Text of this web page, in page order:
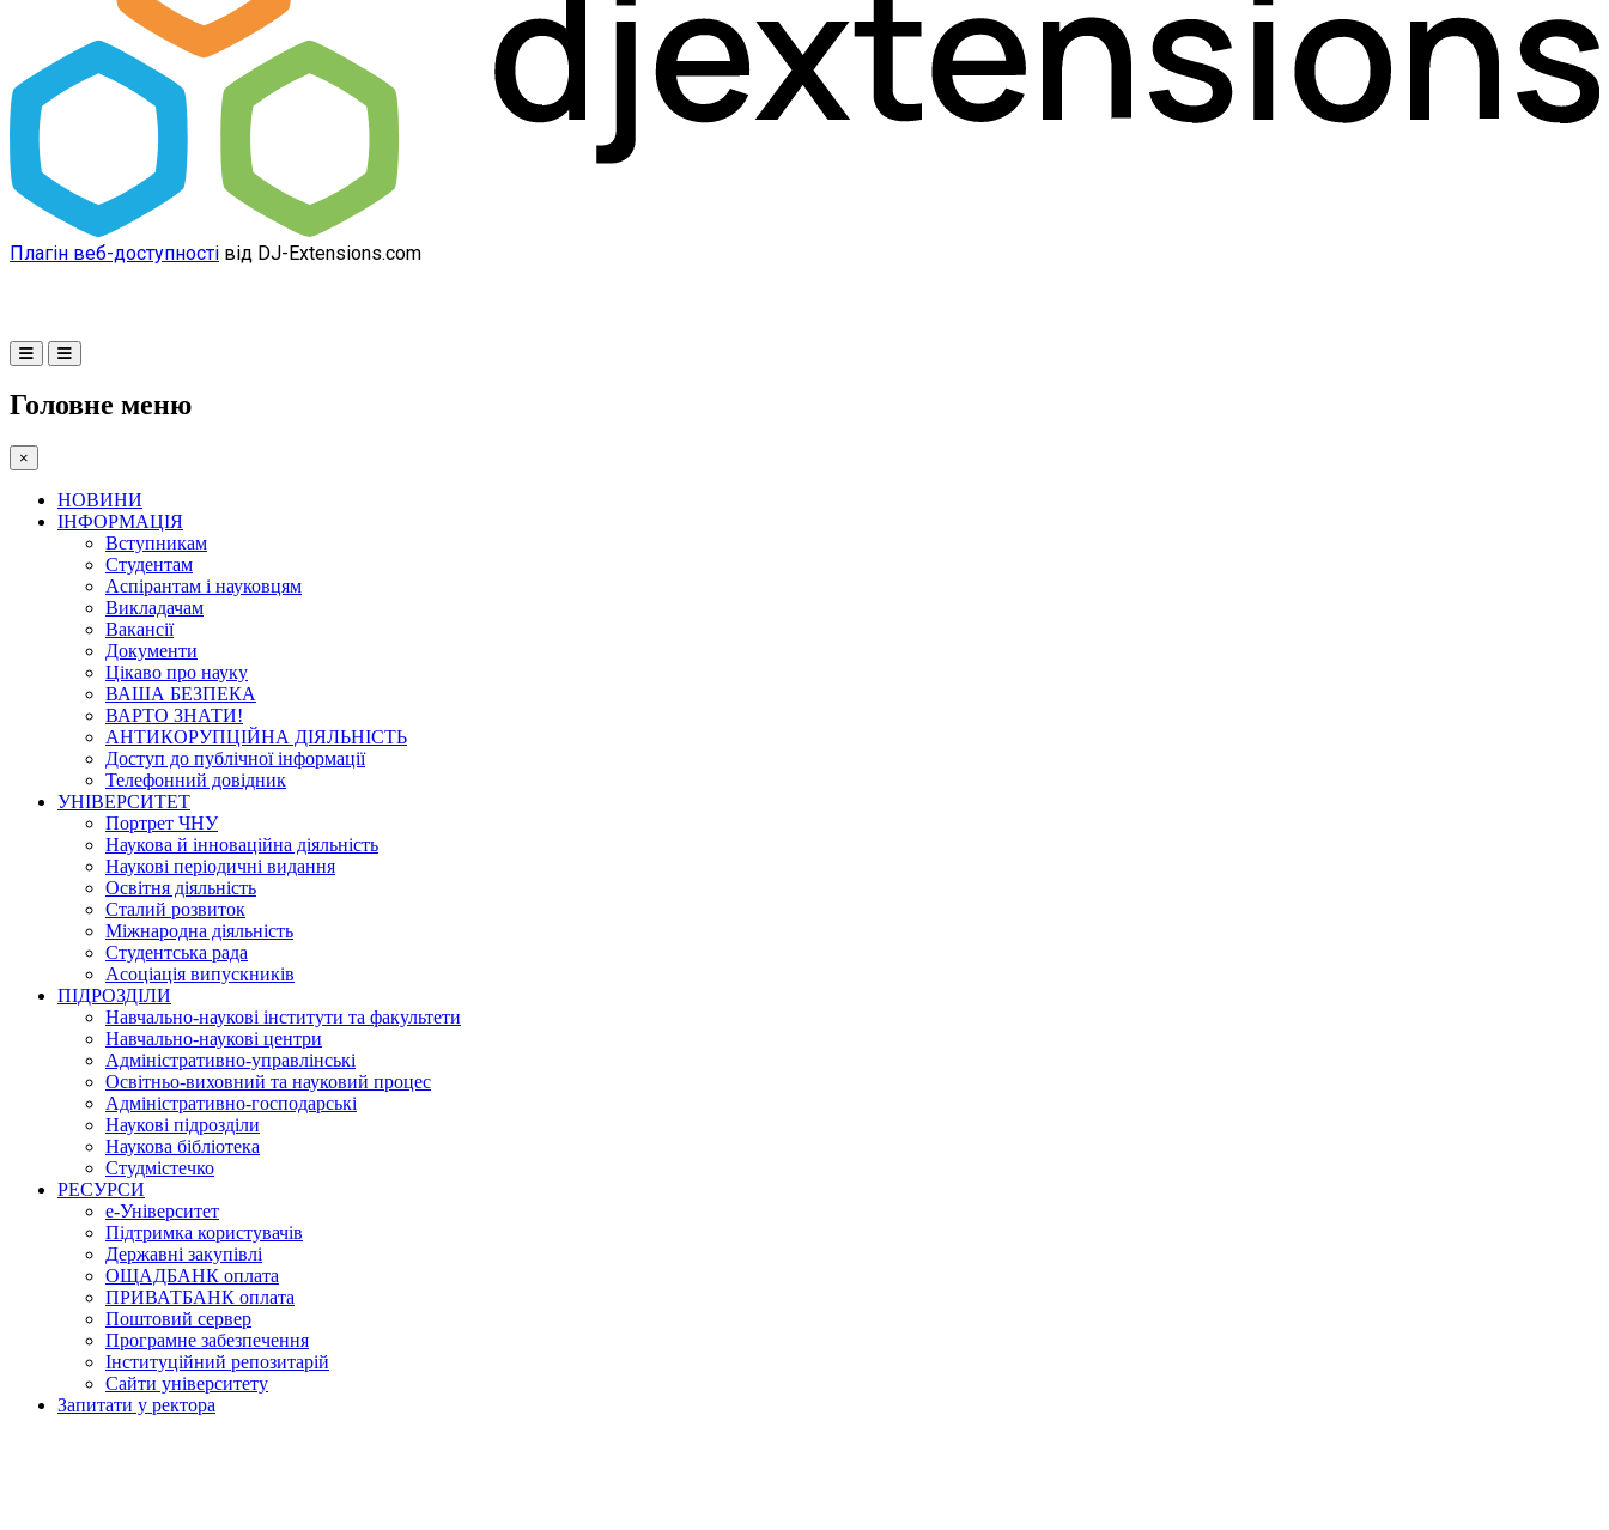
Плагін веб-доступності від DJ-Extensions.com
Головне меню
×
НОВИНИ
ІНФОРМАЦІЯ
Вступникам
Студентам
Аспірантам і науковцям
Викладачам
Вакансії
Документи
Цікаво про науку
ВАША БЕЗПЕКА
ВАРТО ЗНАТИ!
АНТИКОРУПЦІЙНА ДІЯЛЬНІСТЬ
Доступ до публічної інформації
Телефонний довідник
УНІВЕРСИТЕТ
Портрет ЧНУ
Наукова й інноваційна діяльність
Наукові періодичні видання
Освітня діяльність
Сталий розвиток
Міжнародна діяльність
Студентська рада
Асоціація випускників
ПІДРОЗДІЛИ
Навчально-наукові інститути та факультети
Навчально-наукові центри
Адміністративно-управлінські
Освітньо-виховний та науковий процес
Адміністративно-господарські
Наукові підрозділи
Наукова бібліотека
Студмістечко
РЕСУРСИ
е-Університет
Підтримка користувачів
Державні закупівлі
ОЩАДБАНК оплата
ПРИВАТБАНК оплата
Поштовий сервер
Програмне забезпечення
Інституційний репозитарій
Сайти університету
Запитати у ректора